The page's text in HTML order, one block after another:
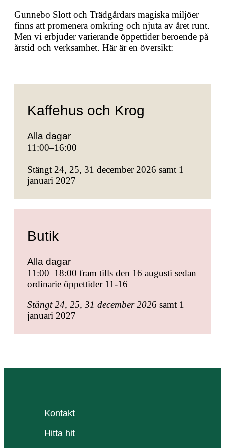
Gunnebo Slott och Trädgårdars magiska miljöer
finns att promenera omkring och njuta av året runt.
Men vi erbjuder varierande öppettider beroende på
årstid och verksamhet. Här är en översikt:
Kaffehus och Krog
Alla dagar
11:00–16:00
Stängt 24, 25, 31 december 2026 samt 1
januari 2027
Butik
Alla dagar
11:00–18:00 fram tills den 16 augusti sedan
ordinarie öppettider 11-16
Stängt 24, 25, 31 december 2026 samt 1
januari 2027
Kontakt
Hitta hit